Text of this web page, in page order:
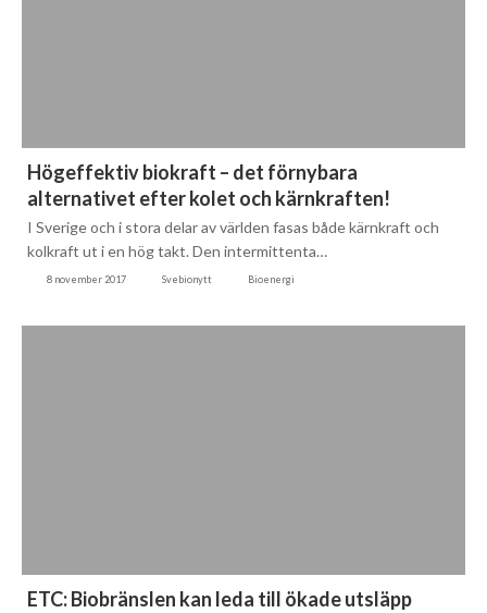
8 november 2017 Svebionytt Bioenergi
Högeffektiv biokraft – det förnybara
alternativet efter kolet och kärnkraften!
I Sverige och i stora delar av världen fasas både kärnkraft och
kolkraft ut i en hög takt. Den intermittenta…
ETC: Biobränslen kan leda till ökade utsläpp